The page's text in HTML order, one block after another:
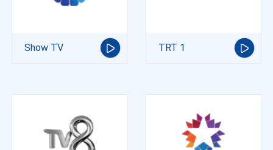
Show TV TRT 1